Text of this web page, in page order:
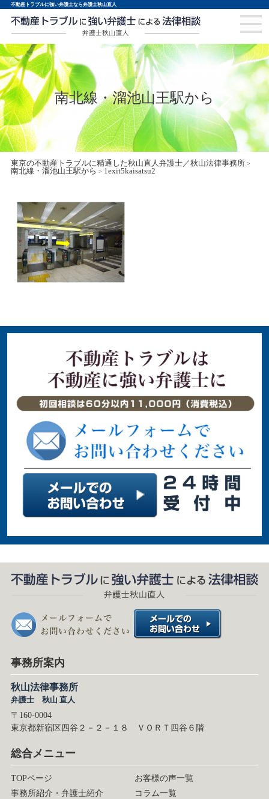
不動産トラブルに強い弁護士なら弁護士秋山直人
南北線・溜池山王駅から
東京の不動産トラブルに精通した秋山直人弁護士／秋山法律事務所>
南北線・溜池山王駅から > 1exit5kaisatsu2
事務所案内
秋山法律事務所
弁護士 秋山 直人
〒160-0004
東京都新宿区四谷２－２－１８ ＶＯＲＴ四谷６階
総合メニュー
TOPページ
事務所紹介・弁護士紹介
お客様の声一覧
コラム一覧